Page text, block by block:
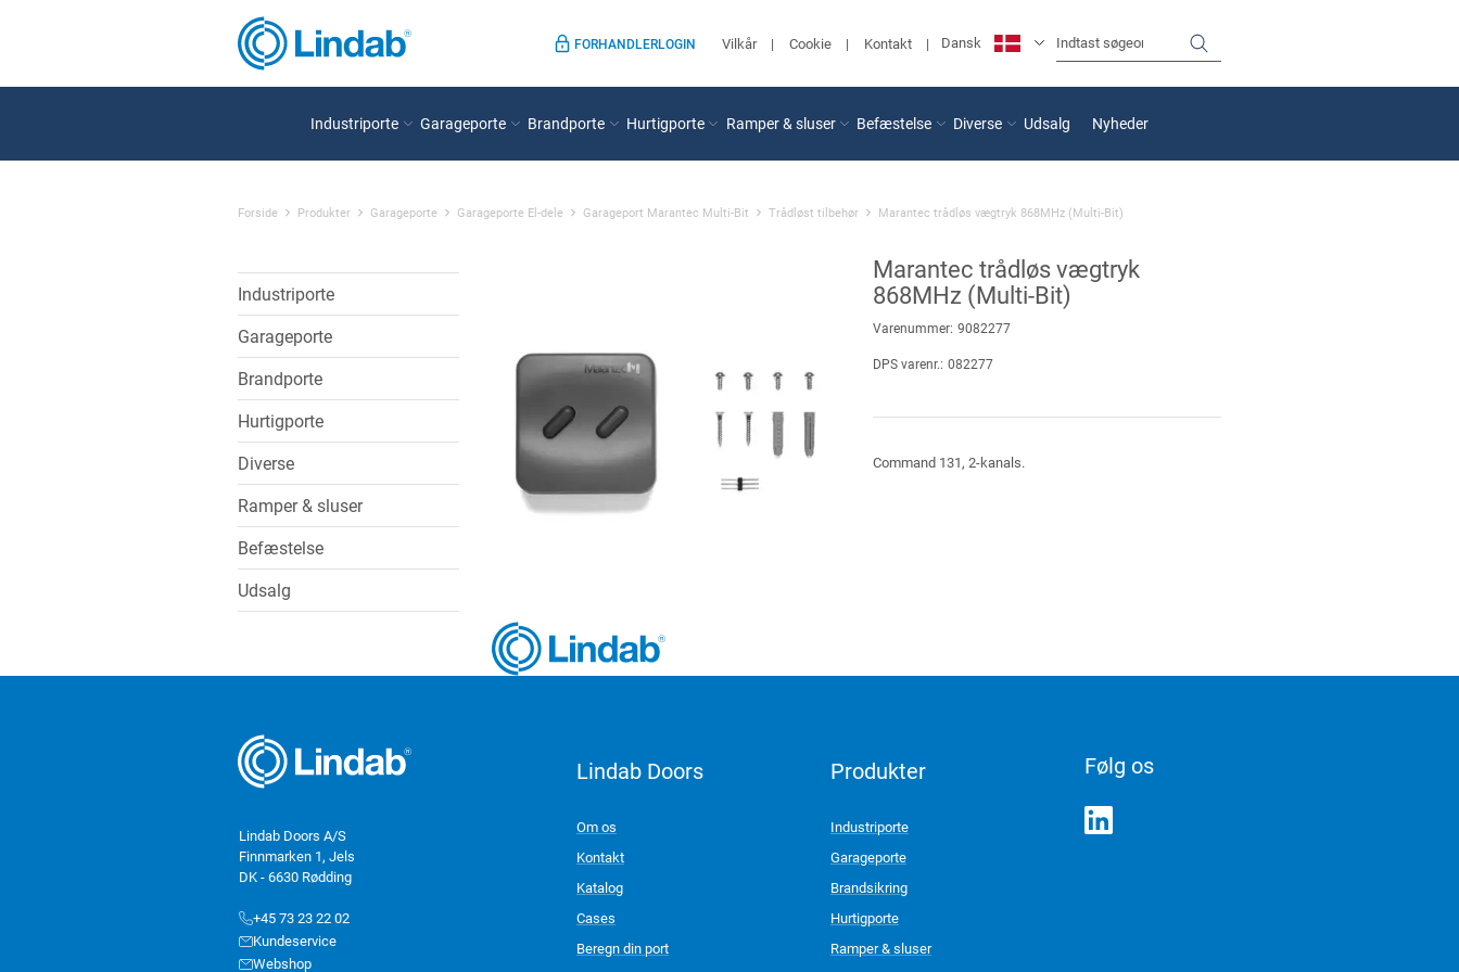
FORHANDLERLOGIN Vilkår Cookie Kontakt Dansk
Industriporte Garageporte Brandporte Hurtigporte Ramper & sluser Befæstelse Diverse Udsalg Nyheder
Forside Produkter Garageporte Garageporte El-dele Garageport Marantec Multi-Bit Trådløst tilbehør Marantec trådløs vægtryk 868MHz (Multi-Bit)
Industriporte
Garageporte
Brandporte
Hurtigporte
Diverse
Ramper & sluser
Befæstelse
Udsalg
Marantec trådløs vægtryk
868MHz (Multi-Bit)
Varenummer: 9082277
DPS varenr.: 082277
Command 131, 2-kanals.
Lindab Doors A/S
Finnmarken 1, Jels
DK - 6630 Rødding
+45 73 23 22 02
Kundeservice
Webshop
Lindab Doors
Om os
Kontakt
Katalog
Cases
Beregn din port
Produkter
Industriporte
Garageporte
Brandsikring
Hurtigporte
Ramper & sluser
Følg os